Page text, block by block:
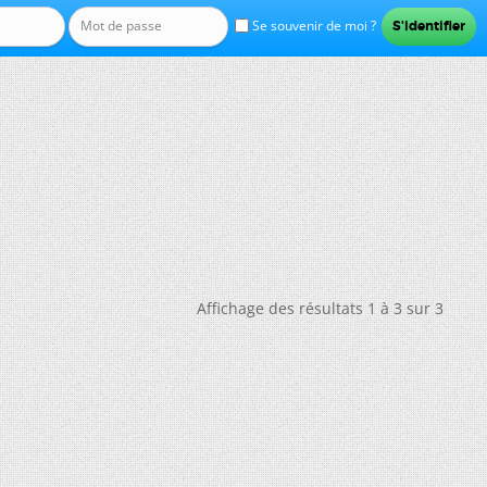
Se souvenir de moi ?
Affichage des résultats 1 à 3 sur 3